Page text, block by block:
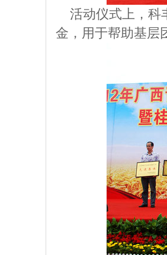
活动仪式上，科
金，用于帮助基层